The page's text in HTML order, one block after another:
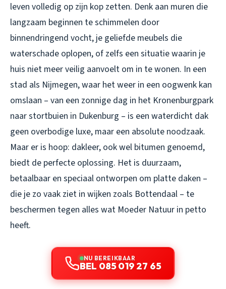
leven volledig op zijn kop zetten. Denk aan muren die
langzaam beginnen te schimmelen door
binnendringend vocht, je geliefde meubels die
waterschade oplopen, of zelfs een situatie waarin je
huis niet meer veilig aanvoelt om in te wonen. In een
stad als Nijmegen, waar het weer in een oogwenk kan
omslaan – van een zonnige dag in het Kronenburgpark
naar stortbuien in Dukenburg – is een waterdicht dak
geen overbodige luxe, maar een absolute noodzaak.
Maar er is hoop: dakleer, ook wel bitumen genoemd,
biedt de perfecte oplossing. Het is duurzaam,
betaalbaar en speciaal ontworpen om platte daken –
die je zo vaak ziet in wijken zoals Bottendaal – te
beschermen tegen alles wat Moeder Natuur in petto
heeft.
NU BEREIKBAAR
BEL 085 019 27 65